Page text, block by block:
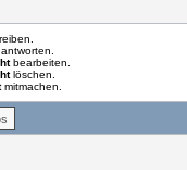
bearbeiten.
löschen.
mitmachen.